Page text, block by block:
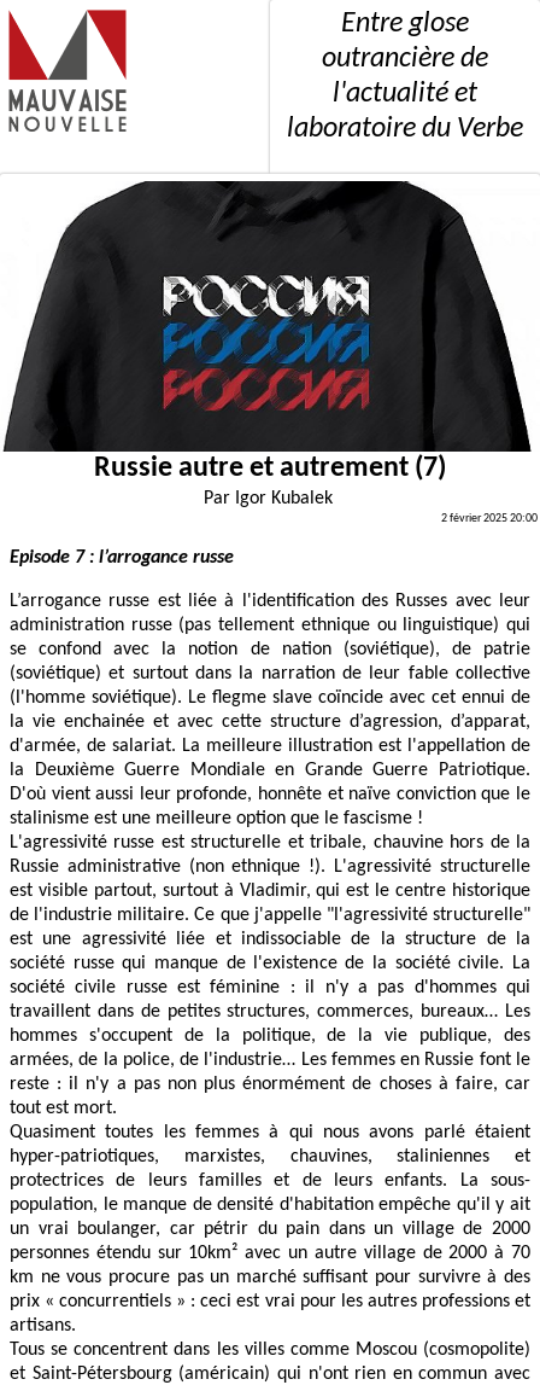
Entre glose
outrancière de
l'actualité et
laboratoire du Verbe
Russie autre et autrement (7)
Par Igor Kubalek
2 février 2025 20:00
Episode 7 : l’arrogance russe
L’arrogance russe est liée à l'identification des Russes avec leur
administration russe (pas tellement ethnique ou linguistique) qui
se confond avec la notion de nation (soviétique), de patrie
(soviétique) et surtout dans la narration de leur fable collective
(l'homme soviétique). Le flegme slave coïncide avec cet ennui de
la vie enchainée et avec cette structure d’agression, d’apparat,
d'armée, de salariat. La meilleure illustration est l'appellation de
la Deuxième Guerre Mondiale en Grande Guerre Patriotique.
D'où vient aussi leur profonde, honnête et naïve conviction que le
stalinisme est une meilleure option que le fascisme !
L'agressivité russe est structurelle et tribale, chauvine hors de la
Russie administrative (non ethnique !). L'agressivité structurelle
est visible partout, surtout à Vladimir, qui est le centre historique
de l'industrie militaire. Ce que j'appelle "l'agressivité structurelle"
est une agressivité liée et indissociable de la structure de la
société russe qui manque de l'existence de la société civile. La
société civile russe est féminine : il n'y a pas d'hommes qui
travaillent dans de petites structures, commerces, bureaux… Les
hommes s'occupent de la politique, de la vie publique, des
armées, de la police, de l'industrie… Les femmes en Russie font le
reste : il n'y a pas non plus énormément de choses à faire, car
tout est mort.
Quasiment toutes les femmes à qui nous avons parlé étaient
hyper-patriotiques, marxistes, chauvines, staliniennes et
protectrices de leurs familles et de leurs enfants. La sous-
population, le manque de densité d'habitation empêche qu'il y ait
un vrai boulanger, car pétrir du pain dans un village de 2000
personnes étendu sur 10km² avec un autre village de 2000 à 70
km ne vous procure pas un marché suffisant pour survivre à des
prix « concurrentiels » : ceci est vrai pour les autres professions et
artisans.
Tous se concentrent dans les villes comme Moscou (cosmopolite)
et Saint-Pétersbourg (américain) qui n'ont rien en commun avec